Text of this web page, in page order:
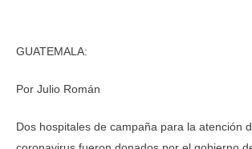
GUATEMALA:
Por Julio Román
Dos hospitales de campaña para la atención